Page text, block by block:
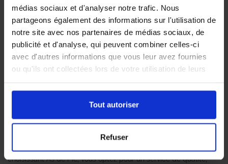
médias sociaux et d'analyser notre trafic. Nous
partageons également des informations sur l'utilisation de
notre site avec nos partenaires de médias sociaux, de
publicité et d'analyse, qui peuvent combiner celles-ci
avec d'autres informations que vous leur avez fournies
ou qu'ils ont collectées lors de votre utilisation de leurs
Tout autoriser
Refuser
Nous avons pensé à tout
À Loudun, la lutte contre les nuisibles tels que les chenilles est
essentielle pour préserver la tranquillité de votre espace de vie.
Les professionnels en traitement des chenillesd’As de Pic se
domaine de la gestion des nuisibles, notre équipe utilise des
techniques avancées pour éradiquer ces indésirables tout en
respectant l’environnement. Nous savons à quel point il est
urgent de réagir face à une infestation, c’est pourquoi nous
mettons en place des interventions rapides et ciblées. En
choisissant As de Pic, vous optez pour un service de qualité,